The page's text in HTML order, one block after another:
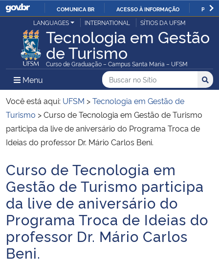
IR
PARA
O
CONTEÚDO
COMUNICA BR ACESSO À INFORMAÇÃO
Ministério da Justiça e Segurança Pública
Ministério da Defesa
Ministério das Relações Exteriores
Ministério da Economia
Ministério da Infraestrutura
Ministério da Agricultura, Pecuária e Abastecimento
Ministério da Educação
Ministério da Cidadania
Ministério da Saúde
LANGUAGES INTERNATIONAL SÍTIOS DA UFSM
Tecnologia em Gestão
de Turismo
Curso de Graduação – Campus Santa Maria – UFSM
Menu Menu Principal do Sítio
Busca
Buscar no no Sítio
Busca:
Você está aqui: UFSM >Tecnologia em Gestão de
Turismo >Curso de Tecnologia em Gestão de Turismo
participa da live de aniversário do Programa Troca de
Ideias do professor Dr. Mário Carlos Beni.
Início do conteúdo
Curso de Tecnologia em
Gestão de Turismo participa
da live de aniversário do
Programa Troca de Ideias do
professor Dr. Mário Carlos
Beni.